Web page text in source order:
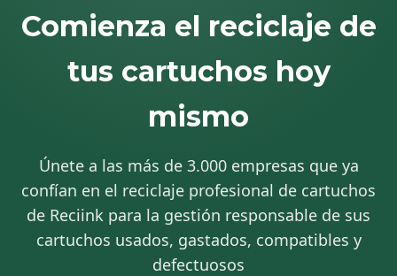
Comienza el reciclaje de
tus cartuchos hoy
mismo
Únete a las más de 3.000 empresas que ya
confían en el reciclaje profesional de cartuchos
de Reciink para la gestión responsable de sus
cartuchos usados, gastados, compatibles y
defectuosos